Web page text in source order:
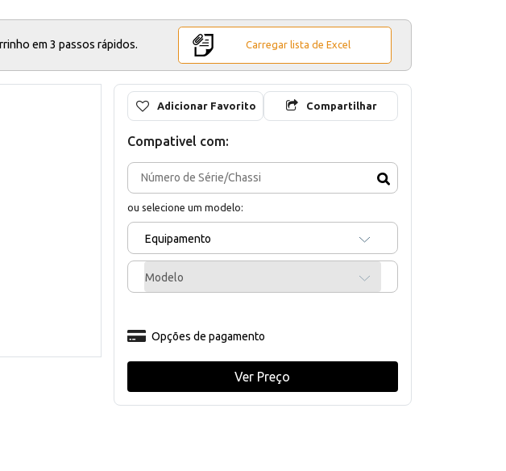
em 3 passos rápidos. Carregar lista de Excel
Adicionar Favorito Compartilhar
Compativel com:
ou selecione um modelo:
Equipamento
Modelo
Opções de pagamento
Ver Preço